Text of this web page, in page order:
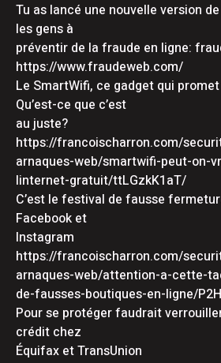
Tu as lancé une nouvelle version
les gens à
préventir de la fraude en ligne:
https://www.fraudeweb.com/
Le SmartWifi, ce gadget qui
Qu’est-ce que c’est
au juste?
https://francoischarron.com/
arnaques-web/smartwifi-peut-on-
linternet-gratuit/ttLGzkK1aT/
C’est le festival de fausse
Facebook et
Instagram
https://francoischarron.com/
arnaques-web/attention-a-cette-
de-fausses-boutiques-en-ligne/
Pour se protéger faudrait
crédit chez
Équifax et TransUnion